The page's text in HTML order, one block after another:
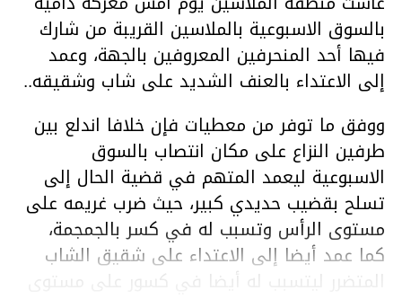
بالسوق الاسبوعية بالملاسين القريبة من شارك
فيها أحد المنحرفين المعروفين بالجهة، وعمد
إلى الاعتداء بالعنف الشديد على شاب وشقيقه..
ووفق ما توفر من معطيات فإن خلافا اندلع بين
طرفين النزاع على مكان انتصاب بالسوق
الاسبوعية ليعمد المتهم في قضية الحال إلى
تسلح بقضيب حديدي كبير، حيث ضرب غريمه على
مستوى الرأس وتسبب له في كسر بالجمجمة،
كما عمد أيضا إلى الاعتداء على شقيق الشاب
المتضرر ليتسبب له أيضا في كسور على مستوى